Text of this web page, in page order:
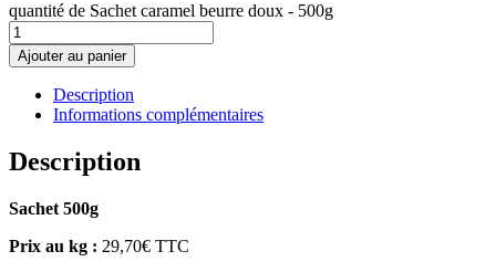
quantité de Sachet caramel beurre doux - 500g
Ajouter au panier
Description
Informations complémentaires
Description
Sachet 500g
Prix au kg : 29,70€ TTC